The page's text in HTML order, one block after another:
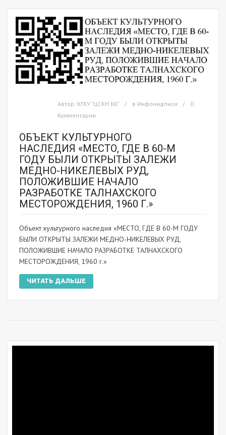
Автор: КГКУ "ЦСКН КК" в Инфонадписи
0
Комментарии
ОБЪЕКТ КУЛЬТУРНОГО
НАСЛЕДИЯ «МЕСТО, ГДЕ В 60-М
ГОДУ БЫЛИ ОТКРЫТЫ ЗАЛЕЖИ
МЕДНО-НИКЕЛЕВЫХ РУД,
ПОЛОЖИВШИЕ НАЧАЛО
РАЗРАБОТКЕ ТАЛНАХСКОГО
МЕСТОРОЖДЕНИЯ, 1960 Г.»
Объект культурного наследия «МЕСТО, ГДЕ В 60-М ГОДУ
БЫЛИ ОТКРЫТЫ ЗАЛЕЖИ МЕДНО-НИКЕЛЕВЫХ РУД,
ПОЛОЖИВШИЕ НАЧАЛО РАЗРАБОТКЕ ТАЛНАХСКОГО
МЕСТОРОЖДЕНИЯ, 1960 г.»
ЧИТАТЬ ДАЛЬШЕ